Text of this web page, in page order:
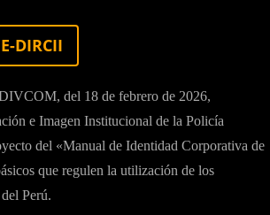
DIRCII
del 18 de febrero de 2026,
e Imagen Institucional de la Policía
del «Manual de Identidad Corporativa de
que regulen la utilización de los
Perú.